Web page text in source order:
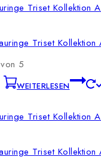
Triset Kollektion
von 5
WEITERLESEN
Triset Kollektion